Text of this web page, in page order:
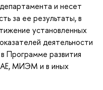
и несет
за ее результаты, в
установленных
деятельности
Программе развития
МИЭМ и в иных